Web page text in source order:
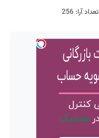
تعداد آرا:256